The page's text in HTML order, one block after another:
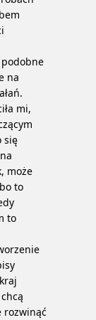
na
mi,
się
może
to
to
rozwinąć